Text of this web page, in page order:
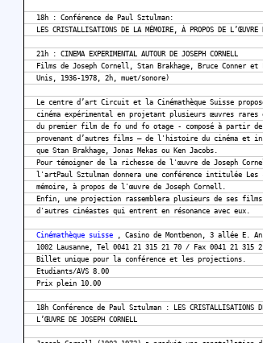
18h : Conférence de Paul Sztulman:
LES CRISTALLISATIONS DE LA MÉMOIRE, À PROPOS DE
21h : CINEMA EXPERIMENTAL AUTOUR DE JOSEPH CORNELL
Films de Joseph Cornell, Stan Brakhage, Bruce Conner et
Unis, 1936-1978, 2h, muet/sonore)
Le centre d’art Circuit et la Cinémathèque Suisse
cinéma expérimental en projetant plusieurs œuvres rares
du premier film de fo und fo otage - composé à partir de
provenant d’autres films – de l'histoire du cinéma et
que Stan Brakhage, Jonas Mekas ou Ken Jacobs.
Pour témoigner de la richesse de l'œuvre de Joseph
l'artPaul Sztulman donnera une conférence intitulée
mémoire, à propos de l'œuvre de Joseph Cornell.
Enfin, une projection rassemblera plusieurs de ses
d'autres cinéastes qui entrent en résonance avec eux.
Cinémathèque suisse
, Casino de Montbenon, 3 allée E.
1002 Lausanne, Tel 0041 21 315 21 70 / Fax 0041 21 315
Billet unique pour la conférence et les projections.
Etudiants/AVS 8.00
Prix plein 10.00
18h Conférence de Paul Sztulman : LES CRISTALLISATIONS DE
L’ŒUVRE DE JOSEPH CORNELL